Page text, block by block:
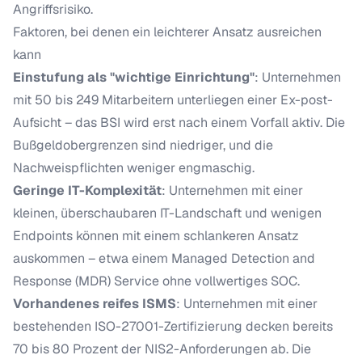
Angriffsrisiko.
Faktoren, bei denen ein leichterer Ansatz ausreichen
kann
Einstufung als "wichtige Einrichtung": Unternehmen
mit 50 bis 249 Mitarbeitern unterliegen einer Ex-post-
Aufsicht – das BSI wird erst nach einem Vorfall aktiv. Die
Bußgeldobergrenzen sind niedriger, und die
Nachweispflichten weniger engmaschig.
Geringe IT-Komplexität: Unternehmen mit einer
kleinen, überschaubaren IT-Landschaft und wenigen
Endpoints können mit einem schlankeren Ansatz
auskommen – etwa einem Managed Detection and
Response (MDR) Service ohne vollwertiges SOC.
Vorhandenes reifes ISMS: Unternehmen mit einer
bestehenden ISO-27001-Zertifizierung decken bereits
70 bis 80 Prozent der NIS2-Anforderungen ab. Die